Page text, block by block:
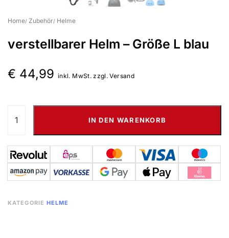
Home Zubehör Helme
verstellbarer Helm – Größe L blau
€ 44,99 inkl. MwSt. zzgl. Versand
IN DEN WARENKORB
KATEGORIE HELME